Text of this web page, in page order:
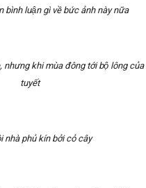
bình luận gì về bức ảnh này nữa
khi mùa đông tới bộ lông
tuyết
nhà phủ kín bởi cỏ cây